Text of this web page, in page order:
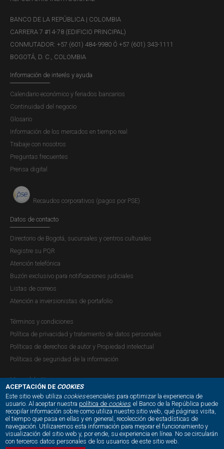
JDS-19906 Concepto de la Secretaría
Concepto JDBR |
"(...) Damos respuesta a su comunicación (...) mediante la
cual consulta sobre el alcance de la definición de
inversiones financieras en el exterior de acuerdo con lo
dispuesto en el literal g) numeral 1 del artículo 59 de la
Resolución Externa 8 de 2000. Lo anterior, teniendo en
cuenta que...
JDS-00330 Concepto de la Secretaría
de la Junta Directiva
"(...) En respuesta a su comunicación (...) mediante la cual
plantea algunas consultas relacionadas con el régimen
cambiario aplicable a la inversión colombiana en el
exterior, inversiones financieras, cuentas de depósito en
moneda extranjera y de pesos, reintegro de exportaciones
y plazo...
JDS-00040 Concepto de la Secretaría
de la Junta Directiva
Concepto JDBR |
"(...) Damos respuesta a su correo electrónico (...) en el que
consulta sobre (i) la expresión "títulos representativo de
divisas" y (ii) las inversiones colombianas en el exterior.
Al respecto, me permito manifestarle lo siguiente:
ACEPTACIÓN DE COOKIES
Este sitio web utiliza cookiesesenciales para optimizar la experiencia de
usuario. Al aceptar nuestra política de cookies, el Banco de la República puede
recopilar información sobre como utiliza nuestro sitio web, qué páginas visita,
el tiempo que pasa en ellas y en general, recolección de estadísticas de
navegación. Utilizaremos esta información para mejorar el funcionamiento y
visualización del sitio web y, por ende, su experiencia en línea. No se circularán
con terceros datos personales de los usuarios de este sitio web.
BANCO DE LA REPÚBLICA | COLOMBIA
CARRERA 7 #14-78 (EDIFICIO PRINCIPAL)
CONMUTADOR: +57 (601) 484-9980 Ó +57 (601) 343-1111
BOGOTÁ, D. C., COLOMBIA
Información de interés y ayuda
Calendario económico y feriados bancarios
Continuidad del negocio
Glosario
Información de los mercados en tiempo real
Trabaje con nosotros
Preguntas frecuentes
Prensa digital
Recaudos corporativos (pagos por PSE)
Datos de contacto
Directorio de Bogotá, sucursales y centros culturales
Registre su PQR
Atención telefónica
Buzón exclusivo para notificaciones judiciales
Listas de correos
Atención a inversionistas de portafolio
Términos y condiciones
Política de privacidad y tratamiento de datos personales
Políticas de derechos de autor y Propiedad intelectual
Políticas de seguridad de la información
Mapa del sitio
NUESTRAS REDES SOCIALES: